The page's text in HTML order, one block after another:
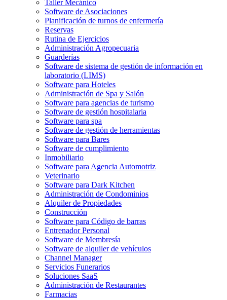
Taller Mecánico
Software de Asociaciones
Planificación de turnos de enfermería
Reservas
Rutina de Ejercicios
Administración Agropecuaria
Guarderías
Software de sistema de gestión de información en
laboratorio (LIMS)
Software para Hoteles
Administración de Spa y Salón
Software para agencias de turismo
Software de gestión hospitalaria
Software para spa
Software de gestión de herramientas
Software para Bares
Software de cumplimiento
Inmobiliario
Software para Agencia Automotriz
Veterinario
Software para Dark Kitchen
Administración de Condominios
Alquiler de Propiedades
Construcción
Software para Código de barras
Entrenador Personal
Software de Membresía
Software de alquiler de vehículos
Channel Manager
Servicios Funerarios
Soluciones SaaS
Administración de Restaurantes
Farmacias